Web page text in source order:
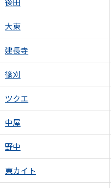
大東
建長寺
篠刈
ツクエ
中屋
野中
東カイト